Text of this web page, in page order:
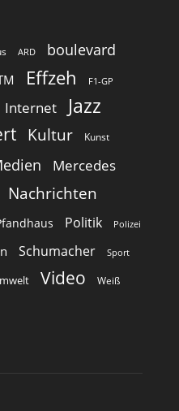
ARD boulevard
Effzeh F1-GP
Internet Jazz
Kultur Kunst
Mercedes
Nachrichten
Politik Polizei
Schumacher Sport
Video Weiß